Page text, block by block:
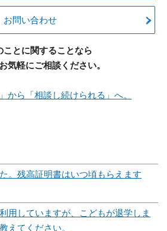
お問い合わせ
ことに関することなら
気軽にご相談ください。
から「相談し続けられる」へ。
。残高証明書はいつ頃もらえます
用していますが、こどもが退学しま
えてください。